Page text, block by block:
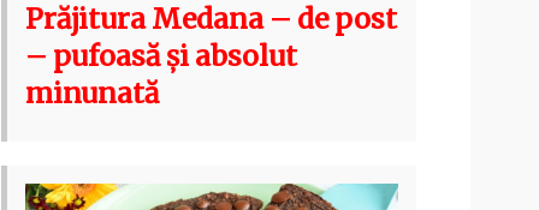
Prăjitura Medana – de post
– pufoasă și absolut
minunată